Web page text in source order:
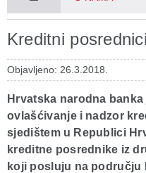
Kreditni posrednici
Objavljeno: 26.3.2018.
Hrvatska narodna
ovlašćivanje i nadzor
sjedištem u Republici
kreditne posrednike iz
koji posluju na području